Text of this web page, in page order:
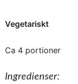
Vegetariskt
Ca 4 portioner
Ingredienser: